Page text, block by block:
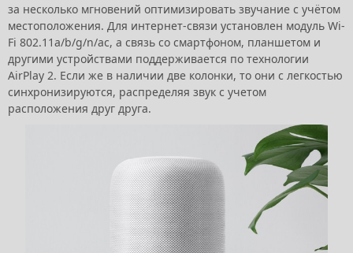
за несколько мгновений оптимизировать звучание с учётом
местоположения. Для интернет-связи установлен модуль Wi-
Fi 802.11a/b/g/n/ac, а связь со смартфоном, планшетом и
другими устройствами поддерживается по технологии
AirPlay 2. Если же в наличии две колонки, то они с легкостью
синхронизируются, распределяя звук с учетом
расположения друг друга.